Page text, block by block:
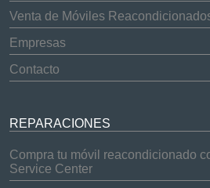
Venta de Móviles
Empresas
Contacto
REPARACIONES
Compra tu móvil reacondicionado
Service Center